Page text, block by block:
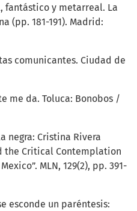
fantástico y metarreal. La
(pp. 181-191). Madrid:
comunicantes. Ciudad de
me da. Toluca: Bonobos /
negra: Cristina Rivera
the Critical Contemplation
MLN, 129(2), pp. 391-
esconde un paréntesis: